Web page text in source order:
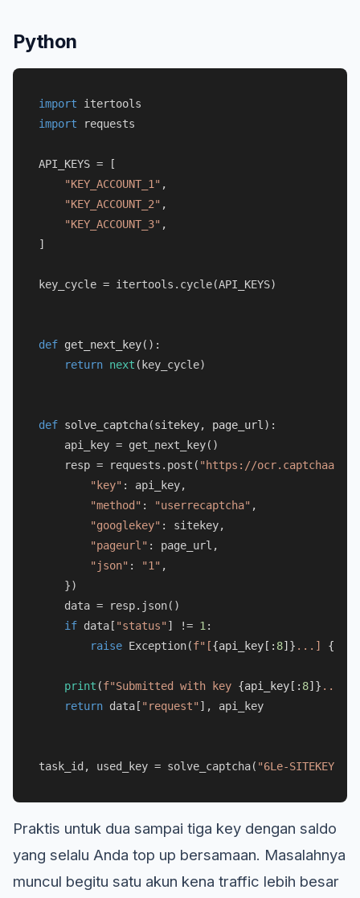
Python
import
import requests
API_KEYS = [
"KEY_ACCOUNT_1" ,
"KEY_ACCOUNT_2" ,
"KEY_ACCOUNT_3" ,
]
key_cycle = itertools.cycle(API_KEYS)
def get_next_key():
return next (key_cycle)
def solve_captcha(sitekey, page_url):
    api_key = get_next_key()
    resp = requests.post(
"https://
"key" : api_key,
"method" : "userrecaptcha" ,
"googlekey" : sitekey,
"pageurl" : page_url,
"json" : "1" ,
    })
    data = resp.json()
if data[ "status" ] != 1:
raise Exception(f"[{api_key[: 8]} ...]
print (f"Submitted with key {api_key[: 8]} ..."
return data[ "request" ], api_key
task_id, used_key = solve_captcha( "6Le-SITEKEY"
Praktis untuk dua sampai tiga key dengan saldo
yang selalu Anda top up bersamaan. Masalahnya
muncul begitu satu akun kena traffic lebih besar